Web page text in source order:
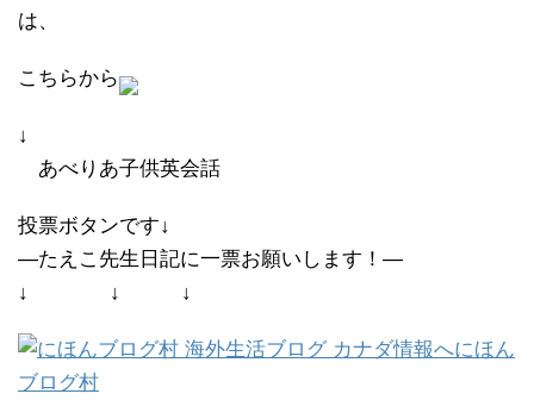
は、
こちらから
↓
あべりあ子供英会話
投票ボタンです↓
―たえこ先生日記に一票お願いします！―
↓ ↓ ↓
にほん
ブログ村